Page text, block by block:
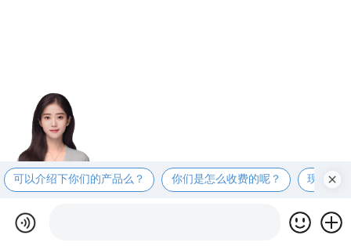
可以介绍下你们的产品么？ 你们是怎么收费的呢？ 现在有